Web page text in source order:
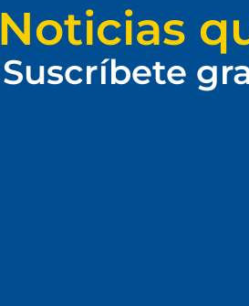
Noticias
Suscríbete